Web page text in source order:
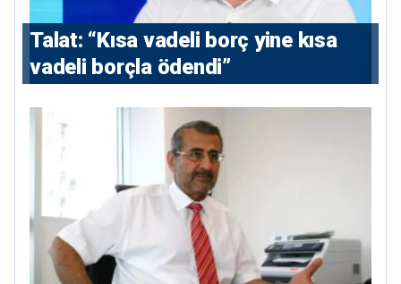
Talat: “Kısa vadeli borç yine kısa
vadeli borçla ödendi”